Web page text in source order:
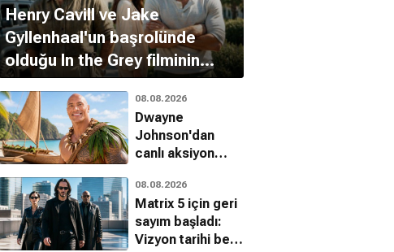
Henry Cavill ve Jake
Gyllenhaal'un başrolünde
olduğu In the Grey filminin
tarihi açıklandı
08.08.2026
Dwayne
Johnson'dan
canlı aksiyon
eleştirilerine
yanıt
08.08.2026
Matrix 5 için geri
sayım başladı:
Vizyon tarihi belli